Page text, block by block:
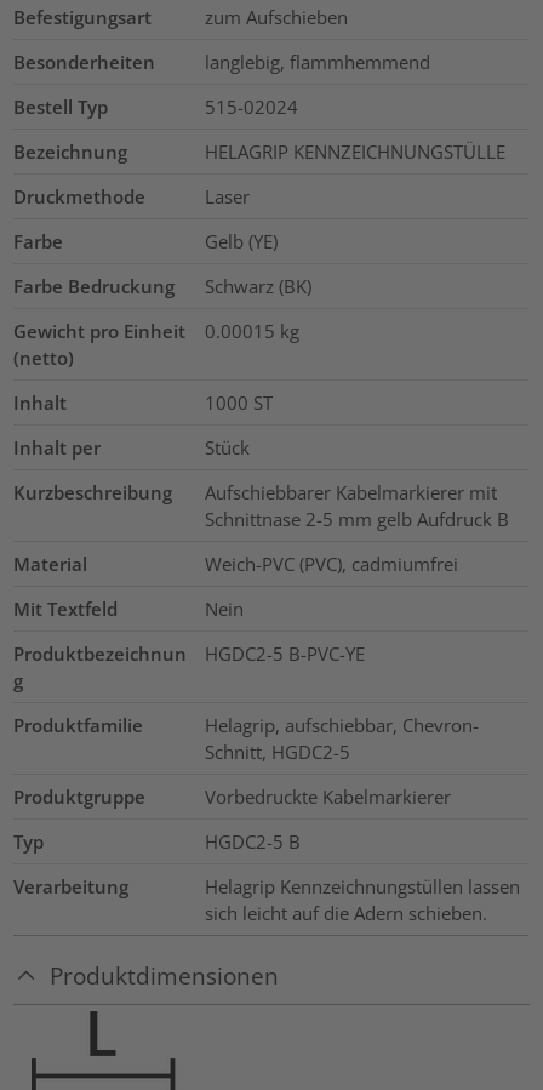
Befestigungsart
zum Aufschieben
Besonderheiten
langlebig, flammhemmend
Bestell Typ
515-02024
Bezeichnung
HELAGRIP KENNZEICHNUNGSTÜLLE
Druckmethode
Laser
Farbe
Gelb (YE)
Farbe Bedruckung
Schwarz (BK)
Gewicht pro Einheit
(netto)
0.00015 kg
Inhalt 1000 ST
Inhalt per
Stück
Kurzbeschreibung
Aufschiebbarer Kabelmarkierer mit
Schnittnase 2-5 mm gelb Aufdruck B
Material
Weich-PVC (PVC), cadmiumfrei
Mit Textfeld
Nein
Produktbezeichnun
g
HGDC2-5 B-PVC-YE
Produktfamilie
Helagrip, aufschiebbar, Chevron-
Schnitt, HGDC2-5
Produktgruppe
Vorbedruckte Kabelmarkierer
Typ
HGDC2-5 B
Verarbeitung
Helagrip Kennzeichnungstüllen lassen
sich leicht auf die Adern schieben.
Produktdimensionen